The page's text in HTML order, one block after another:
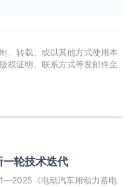
、转载、或以其他方式使用本
权证明、联系方式等发邮件至
轮技术迭代
《电动汽车用动力蓄电